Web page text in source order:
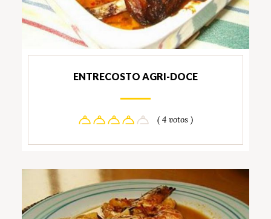
ENTRECOSTO AGRI-DOCE
( 4 votos )